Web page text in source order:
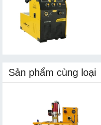
Sản phẩm cùng loại